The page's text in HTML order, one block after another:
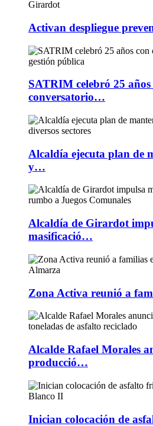
Activan despliegue
SATRIM celebró 25 años
conversatorio…
Alcaldía ejecuta plan de
y…
Alcaldía de Girardot
masificació…
Zona Activa reunió a
Alcalde Rafael Morales
producció…
Inician colocación de